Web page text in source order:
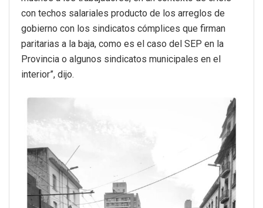
con techos salariales producto de los arreglos de
gobierno con los sindicatos cómplices que firman
paritarias a la baja, como es el caso del SEP en la
Provincia o algunos sindicatos municipales en el
interior”, dijo.